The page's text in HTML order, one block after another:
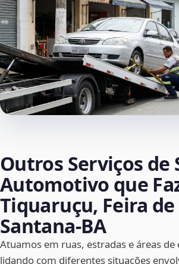
Outros Serviços de
Automotivo que
Tiquaruçu, Feira de
Santana‑BA
Atuamos em ruas, estradas e áreas
lidando com diferentes situações